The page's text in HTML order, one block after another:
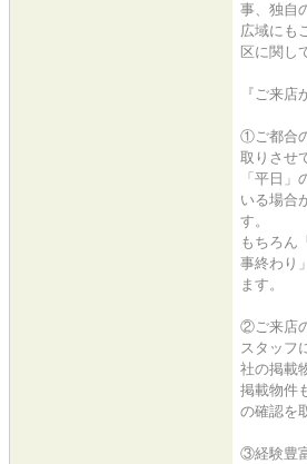
事、独自
広域にも
区に関し
『ご来店
①ご都合
取りさせ
「平日
いる場合
す。
もちろん
事終わり
ます。
②ご来店
スタッフ
社の掲載
掲載物件
の確認を
③経験豊